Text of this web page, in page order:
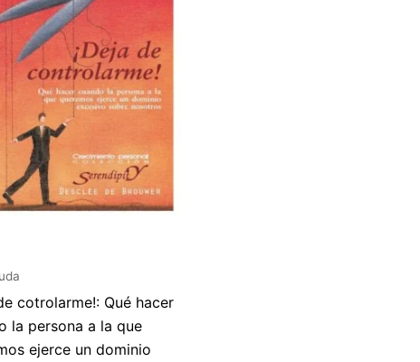
cotrolarme!: Qué hacer
la persona a la que
ejerce un dominio